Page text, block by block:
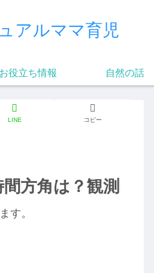
役立ち情報 自然の話
方角は？観測
LINE コピー
す。